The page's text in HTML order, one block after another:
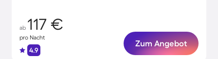
ab 117 €
pro Nacht
4.9
Zum Angebot